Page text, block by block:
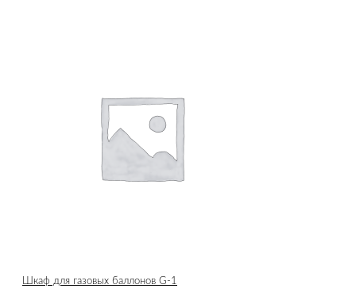
Шкаф для газовых баллонов G-1